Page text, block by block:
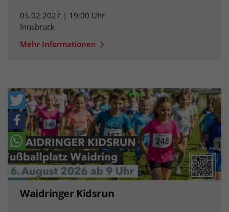
05.02.2027 | 19:00 Uhr
Innsbruck
Mehr Informationen
Waidringer Kidsrun